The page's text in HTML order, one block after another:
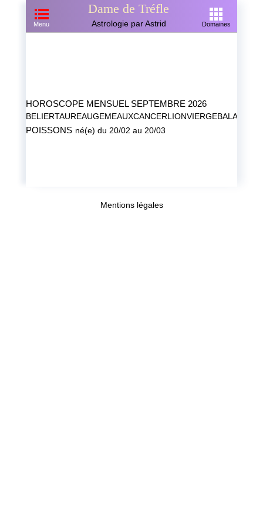
Dame de Tréfle
Astrologie par Astrid
Menu Domaines
HOROSCOPE MENSUEL SEPTEMBRE 2026
BELIERTAUREAUGEMEAUXCANCERLIONVIERGEBALANCE
POISSONS né(e) du 20/02 au 20/03
Mentions légales